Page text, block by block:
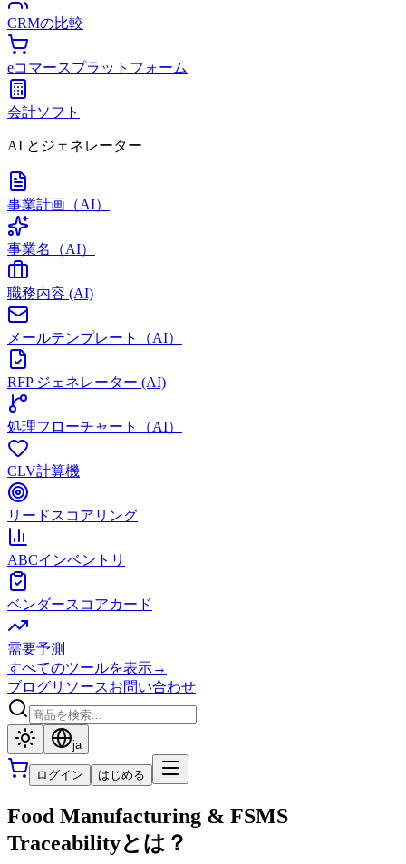
CRMの比較
eコマースプラットフォーム
会計ソフト
AI とジェネレーター
事業計画（AI）
事業名（AI）
職務内容 (AI)
メールテンプレート（AI）
RFP ジェネレーター (AI)
処理フローチャート（AI）
CLV計算機
リードスコアリング
ABCインベントリ
ベンダースコアカード
需要予測
すべてのツールを表示→
ブログリソースお問い合わせ
ja
ログイン はじめる
Food Manufacturing & FSMS
Traceabilityとは？